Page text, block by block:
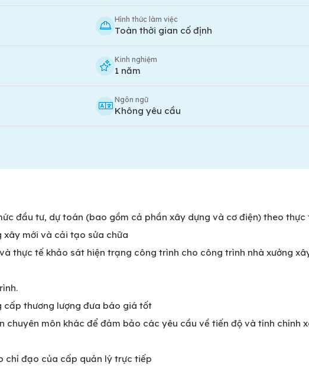
Hình thức làm việc
Toàn thời gian cố định
Kinh nghiệm
1 năm
Ngôn ngữ
Không yêu cầu
đầu tư, dự toán (bao gồm cả phần xây dựng và cơ điện) theo thực
mới và cải tạo sửa chữa
thực tế khảo sát hiện trạng công trình cho công trình nhà xưởng
cấp thương lượng đưa báo giá tốt
chuyên môn khác để đảm bảo các yêu cầu về tiến độ và tính chính
chỉ đạo của cấp quản lý trực tiếp